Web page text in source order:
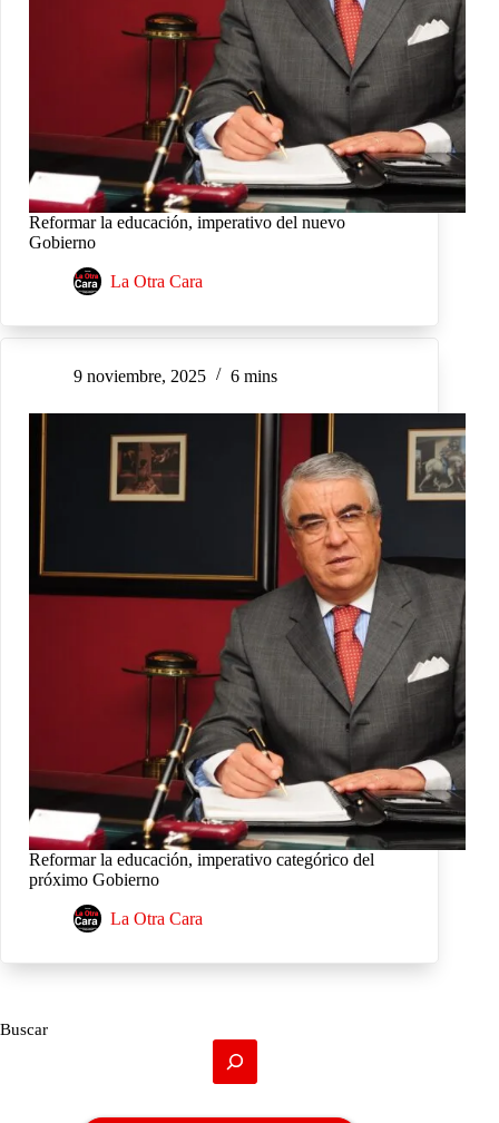
Reformar la educación, imperativo del nuevo
Gobierno
La Otra Cara
9 noviembre, 2025 6 mins
Reformar la educación, imperativo categórico del
próximo Gobierno
La Otra Cara
Buscar